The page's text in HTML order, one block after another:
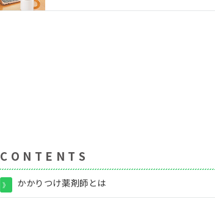
C O N T E N T S
》 かかりつけ薬剤師とは